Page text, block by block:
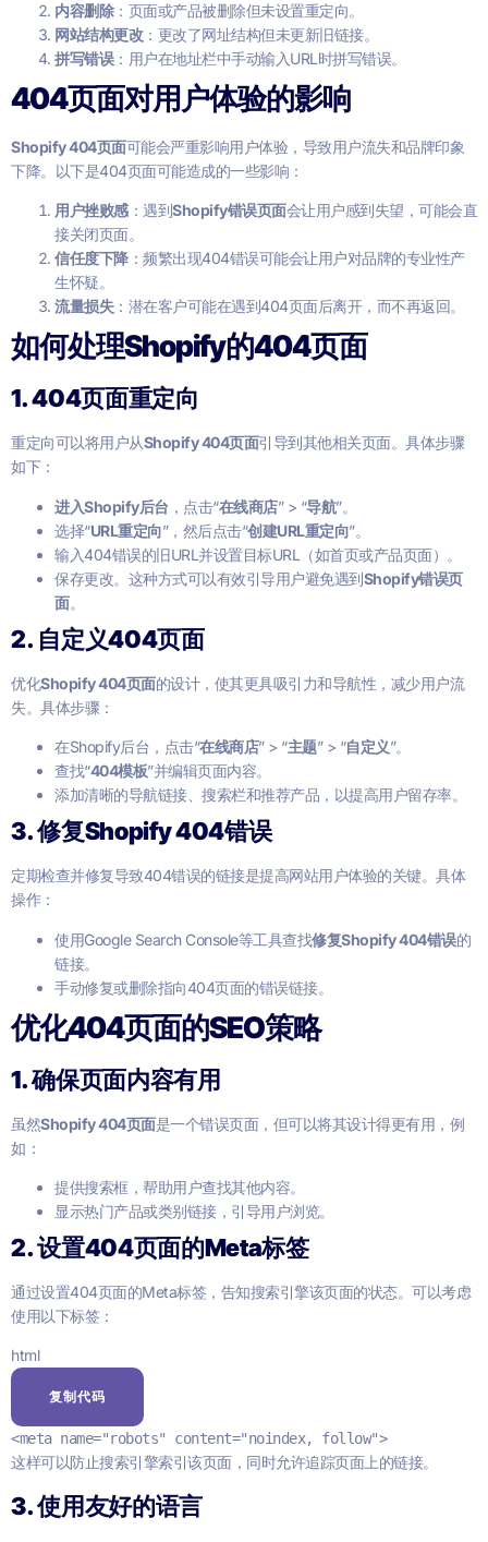
内容删除：页面或产品被删除但未设置重定向。
网站结构更改：更改了网址结构但未更新旧链接。
拼写错误：用户在地址栏中手动输入URL时拼写错误。
404页面对用户体验的影响
Shopify 404页面可能会严重影响用户体验，导致用户流失和品牌印象
下降。以下是404页面可能造成的一些影响：
用户挫败感：遇到Shopify错误页面会让用户感到失望，可能会直
接关闭页面。
信任度下降：频繁出现404错误可能会让用户对品牌的专业性产
生怀疑。
流量损失：潜在客户可能在遇到404页面后离开，而不再返回。
如何处理Shopify的404页面
1. 404页面重定向
重定向可以将用户从Shopify 404页面引导到其他相关页面。具体步骤
如下：
进入Shopify后台 ，点击“在线商店” > “导航”。
选择“URL重定向”，然后点击“创建URL重定向”。
输入404错误的旧URL并设置目标URL（如首页或产品页面）。
保存更改。这种方式可以有效引导用户避免遇到Shopify错误页
面。
2. 自定义404页面
优化Shopify 404页面的设计，使其更具吸引力和导航性，减少用户流
失。具体步骤：
在Shopify后台，点击“在线商店” > “主题” > “自定义”。
查找“404模板”并编辑页面内容。
添加清晰的导航链接、搜索栏和推荐产品，以提高用户留存率。
3. 修复Shopify 404错误
定期检查并修复导致404错误的链接是提高网站用户体验的关键。具体
操作：
使用Google Search Console等工具查找修复Shopify 404错误的
链接。
手动修复或删除指向404页面的错误链接。
优化404页面的SEO策略
1. 确保页面内容有用
虽然Shopify 404页面是一个错误页面，但可以将其设计得更有用，例
如：
提供搜索框，帮助用户查找其他内容。
显示热门产品或类别链接，引导用户浏览。
2. 设置404页面的Meta标签
通过设置404页面的Meta标签，告知搜索引擎该页面的状态。可以考虑
使用以下标签：
html
复制代码
<meta name="robots" content="noindex, follow">
这样可以防止搜索引擎索引该页面，同时允许追踪页面上的链接。
3. 使用友好的语言